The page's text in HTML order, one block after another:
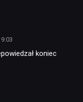
koniec